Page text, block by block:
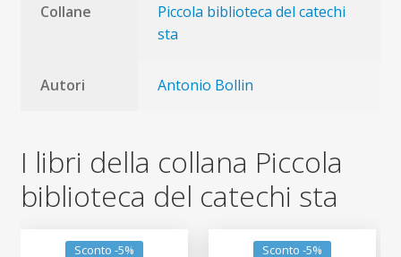
Collane
Piccola biblioteca del catechi
sta
Autori Antonio Bollin
I libri della collana Piccola
biblioteca del catechi sta
Sconto -5% Sconto -5%